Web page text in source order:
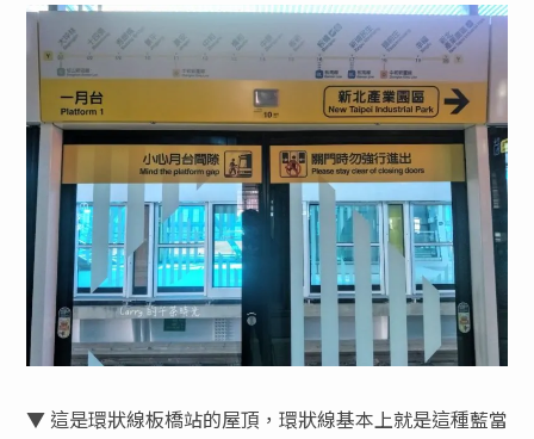
▼ 這是環狀線板橋站的屋頂，環狀線基本上就是這種藍當